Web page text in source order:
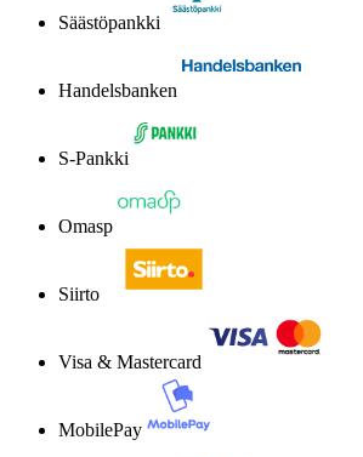
Säästöpankki
Handelsbanken
S-Pankki
Omasp
Siirto
Visa & Mastercard
MobilePay